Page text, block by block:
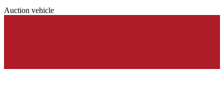
Auction vehicle